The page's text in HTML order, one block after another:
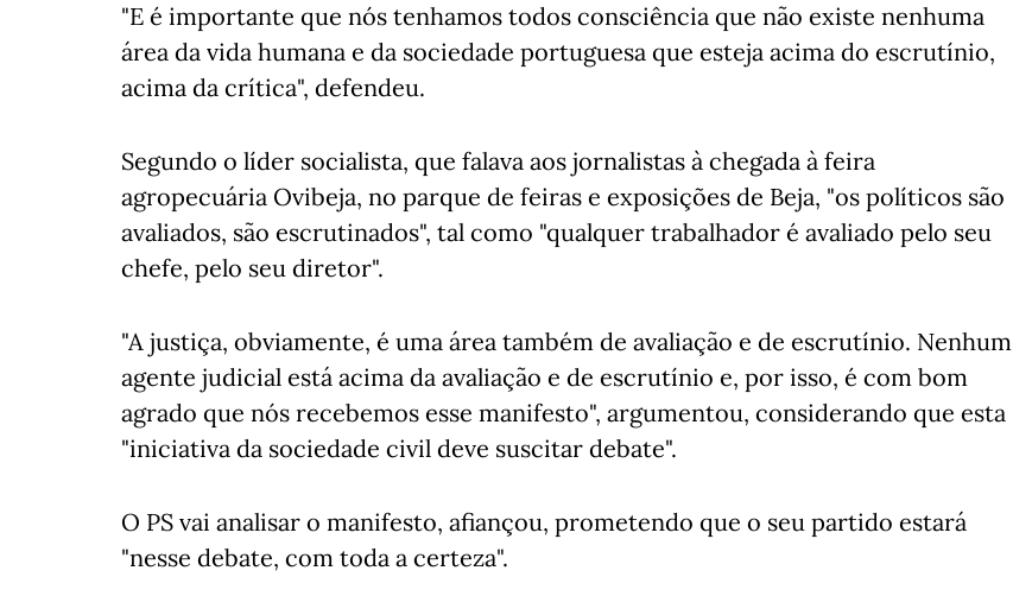
"E é importante que nós tenhamos todos consciência que não existe nenhuma
área da vida humana e da sociedade portuguesa que esteja acima do escrutínio,
acima da crítica", defendeu.
Segundo o líder socialista, que falava aos jornalistas à chegada à feira
agropecuária Ovibeja, no parque de feiras e exposições de Beja, "os políticos são
avaliados, são escrutinados", tal como "qualquer trabalhador é avaliado pelo seu
chefe, pelo seu diretor".
"A justiça, obviamente, é uma área também de avaliação e de escrutínio. Nenhum
agente judicial está acima da avaliação e de escrutínio e, por isso, é com bom
agrado que nós recebemos esse manifesto", argumentou, considerando que esta
"iniciativa da sociedade civil deve suscitar debate".
O PS vai analisar o manifesto, afiançou, prometendo que o seu partido estará
"nesse debate, com toda a certeza".